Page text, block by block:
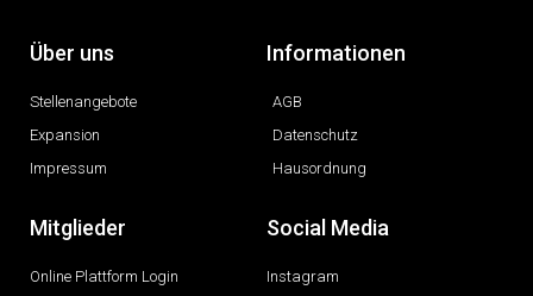
Über uns
Stellenangebote
Expansion
Impressum
Informationen
AGB
Datenschutz
Hausordnung
Mitglieder
Online Plattform Login
Social Media
Instagram